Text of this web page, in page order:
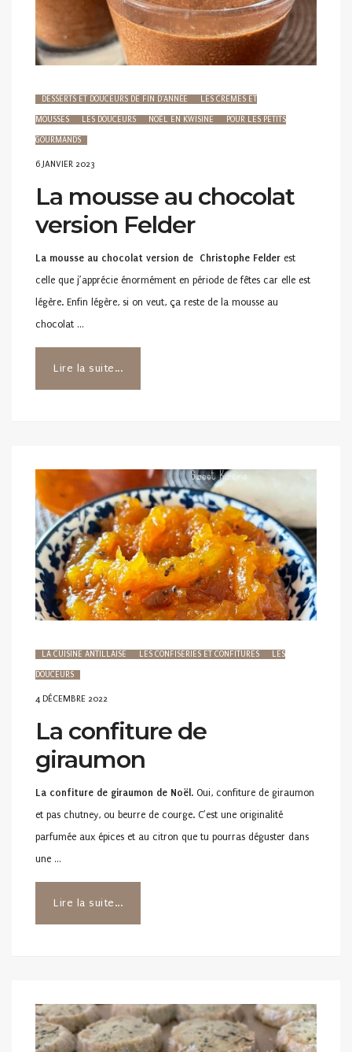
DESSERTS ET DOUCEURS DE FIN D'ANNÉE LES CRÈMES ET
MOUSSES LES DOUCEURS NOËL EN KWISINE POUR LES PETITS
GOURMANDS
POSTED
6 JANVIER 2023
La mousse au chocolat
version Felder
La mousse au chocolat version de Christophe Felder est
celle que j’apprécie énormément en période de fêtes car elle est
légère. Enfin légère, si on veut, ça reste de la mousse au
chocolat …
Lire la suite...
LA CUISINE ANTILLAISE LES CONFISERIES ET CONFITURES LES
DOUCEURS
POSTED
4 DÉCEMBRE 2022
La confiture de
giraumon
La confiture de giraumon de Noël . Oui, confiture de giraumon
et pas chutney, ou beurre de courge. C’est une originalité
parfumée aux épices et au citron que tu pourras déguster dans
une …
Lire la suite...